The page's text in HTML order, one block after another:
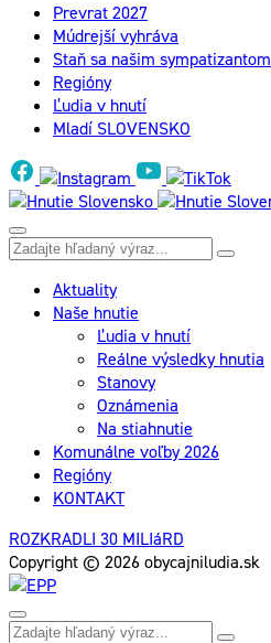
Prevrat 2027
Múdrejší vyhráva
Staň sa našim sympatizantom
Regióny
Ľudia v hnutí
Mladí SLOVENSKO
Aktuality
Naše hnutie
Ľudia v hnutí
Reálne výsledky hnutia
Stanovy
Oznámenia
Na stiahnutie
Komunálne voľby 2026
Regióny
KONTAKT
ROZKRADLI 30 MILIáRD
Copyright © 2026 obycajniludia.sk